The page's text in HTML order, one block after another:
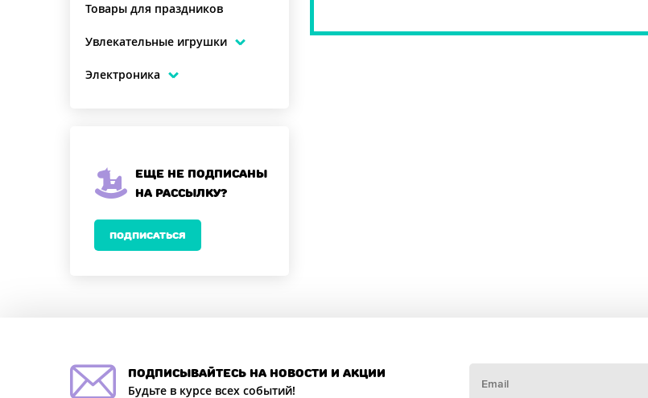
Товары для праздников
Увлекательные игрушки
Электроника
Еще не подписаны
на рассылку?
ПОДПИСАТЬСЯ
подписывайтесь на новости и акции
Будьте в курсе всех событий!